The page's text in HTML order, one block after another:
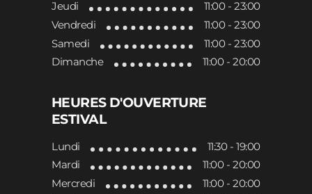
Jeudi
11:00 - 23:00
Vendredi
11:00 - 23:00
Samedi
11:00 - 23:00
Dimanche
11:00 - 20:00
HEURES D'OUVERTURE
ESTIVAL
Lundi
11:30 - 19:00
Mardi
11:00 - 20:00
Mercredi
11:00 - 20:00